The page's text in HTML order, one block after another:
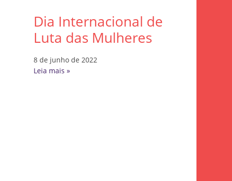
Dia Internacional de
Luta das Mulheres
8 de junho de 2022
Leia mais »